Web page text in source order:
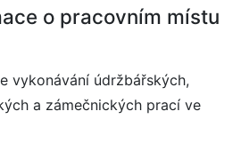
o pracovním místu
vykonávání údržbářských,
a zámečnických prací ve